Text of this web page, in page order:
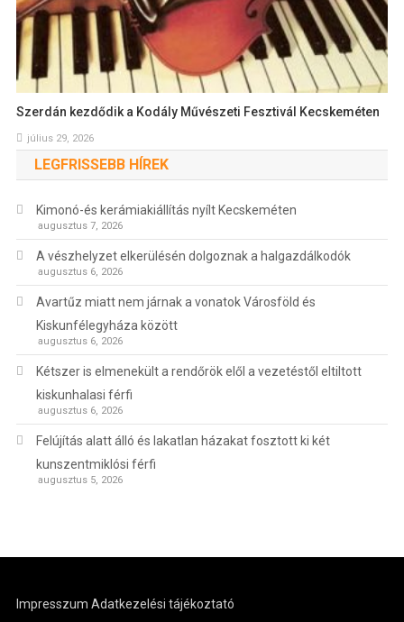
Szerdán kezdődik a Kodály Művészeti Fesztivál Kecskeméten
július 29, 2026
LEGFRISSEBB HÍREK
Kimonó-és kerámiakiállítás nyílt Kecskeméten
augusztus 7, 2026
A vészhelyzet elkerülésén dolgoznak a halgazdálkodók
augusztus 6, 2026
Avartűz miatt nem járnak a vonatok Városföld és
Kiskunfélegyháza között
augusztus 6, 2026
Kétszer is elmenekült a rendőrök elől a vezetéstől eltiltott
kiskunhalasi férfi
augusztus 6, 2026
Felújítás alatt álló és lakatlan házakat fosztott ki két
kunszentmiklósi férfi
augusztus 5, 2026
Impresszum Adatkezelési tájékoztató